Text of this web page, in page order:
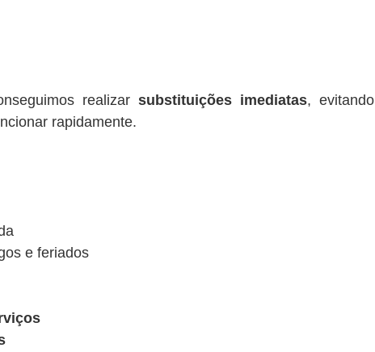
realizar substituições imediatas, evitando
rapidamente.
e feriados